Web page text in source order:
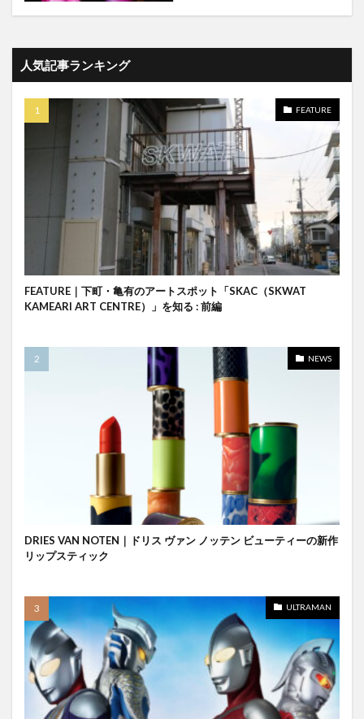
人気記事ランキング
FEATURE
FEATURE｜下町・亀有のアートスポット「SKAC（SKWAT
KAMEARI ART CENTRE）」を知る : 前編
NEWS
DRIES VAN NOTEN｜ドリス ヴァン ノッテン ビューティーの新作
リップスティック
ULTRAMAN